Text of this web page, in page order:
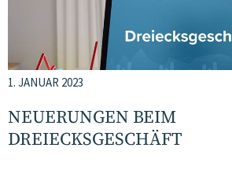
1. JANUAR 2023
NEUERUNGEN BEIM
DREIECKSGESCHÄFT